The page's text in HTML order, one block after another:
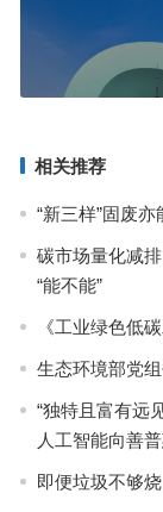
相关推荐
“新三样”固废
碳市场量化减
“能不能”
《工业绿色低
生态环境部党
“独特且富有远
人工智能向善
即便垃圾不够